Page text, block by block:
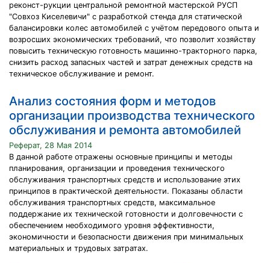
реконст-рукции центральной ремонтной мастерской РУСП
"Совхоз Киселевичи" с разработкой стенда для статической
балансировки колес автомобилей с учётом передового опыта и
возросших экономических требований, что позволит хозяйству
повысить техническую готовность машинно-тракторного парка,
снизить расход запасных частей и затрат денежных средств на
техническое обслуживание и ремонт.
Анализ состояния форм и методов
организации производства технического
обслуживания и ремонта автомобилей
Реферат, 28 Мая 2014
В данной работе отражены основные принципы и методы
планирования, организации и проведения технического
обслуживания транспортных средств и использование этих
принципов в практической деятельности. Показаны области
обслуживания транспортных средств, максимальное
поддержание их технической готовности и долговечности с
обеспечением необходимого уровня эффективности,
экономичности и безопасности движения при минимальных
материальных и трудовых затратах.